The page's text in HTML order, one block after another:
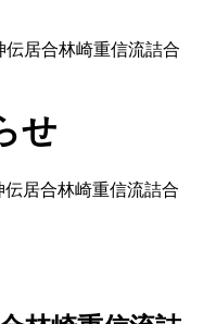
居合林崎重信流詰合
居合林崎重信流詰合